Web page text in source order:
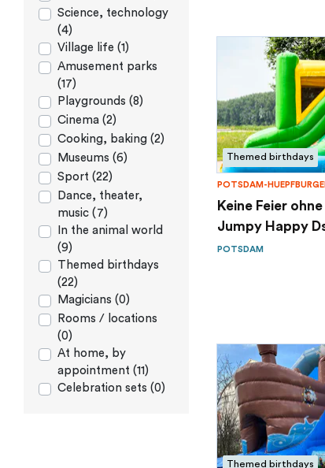
Science, technology
(4)
Village life (1)
Amusement parks
(17)
Playgrounds (8)
Cinema (2)
Cooking, baking (2)
Museums (6)
Sport (22)
Dance, theater,
music (7)
In the animal world
(9)
Themed birthdays
(22)
Magicians (0)
Rooms / locations
(0)
At home, by
appointment (11)
Celebration sets (0)
Themed birthdays
POTSDAM-
Keine Feier
Jumpy Happy
POTSDAM
Themed birthdays